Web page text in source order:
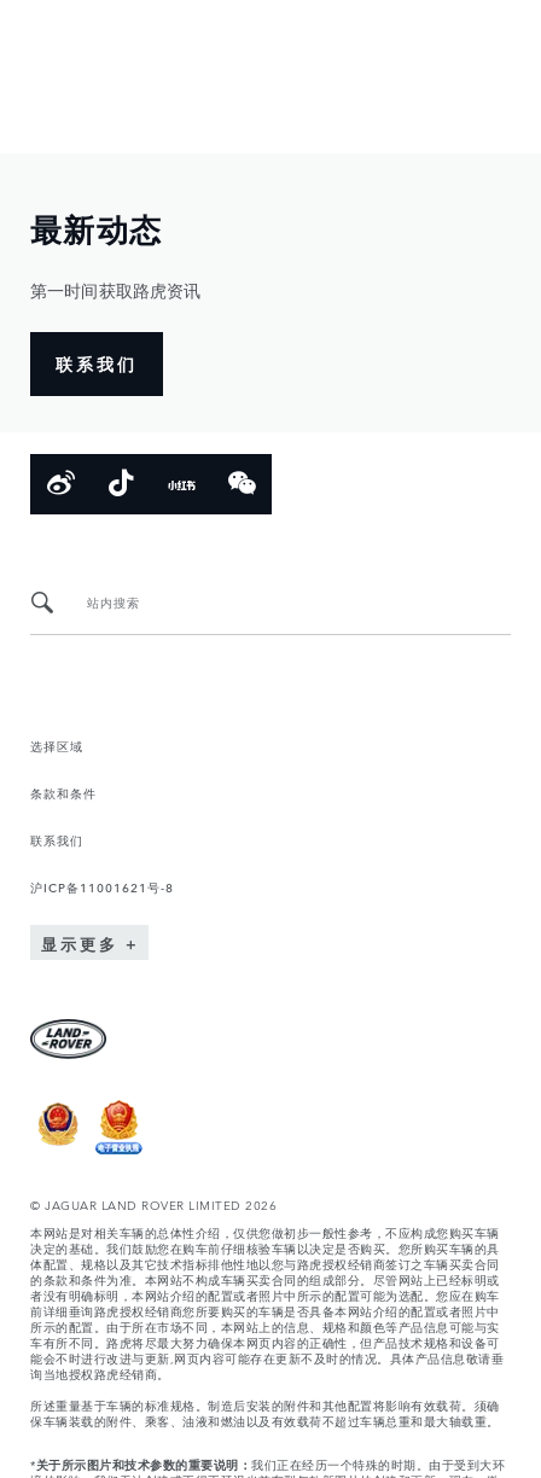
最新动态
第一时间获取路虎资讯
联系我们
站内搜索
选择区域
条款和条件
联系我们
沪ICP备11001621号-8
显示更多
© JAGUAR LAND ROVER LIMITED 2026
本网站是对相关车辆的总体性介绍，仅供您做初步一般性参考，不应构成您购买车辆
决定的基础。我们鼓励您在购车前仔细核验车辆以决定是否购买。您所购买车辆的具
体配置、规格以及其它技术指标排他性地以您与路虎授权经销商签订之车辆买卖合同
的条款和条件为准。本网站不构成车辆买卖合同的组成部分。尽管网站上已经标明或
者没有明确标明，本网站介绍的配置或者照片中所示的配置可能为选配。您应在购车
前详细垂询路虎授权经销商您所要购买的车辆是否具备本网站介绍的配置或者照片中
所示的配置。由于所在市场不同，本网站上的信息、规格和颜色等产品信息可能与实
车有所不同。路虎将尽最大努力确保本网页内容的正确性，但产品技术规格和设备可
能会不时进行改进与更新,网页内容可能存在更新不及时的情况。具体产品信息敬请垂
询当地授权路虎经销商。
所述重量基于车辆的标准规格。制造后安装的附件和其他配置将影响有效载荷。须确
保车辆装载的附件、乘客、油液和燃油以及有效载荷不超过车辆总重和最大轴载重。
*关于所示图片和技术参数的重要说明： 我们正在经历一个特殊的时期。由于受到大环